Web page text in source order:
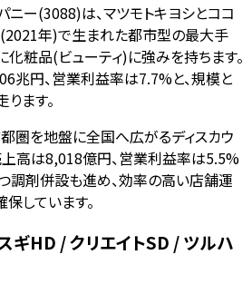
ニー(3088)は、マツモトキヨシとココ
(2021年)で生まれた都市型の最大手
化粧品(ビューティ)に強みを持ちます。
兆円、営業利益率は7.7%と、規模と
ます。
圏を地盤に全国へ広がるディスカウ
上高は8,018億円、営業利益率は5.5%
調剤併設も進め、効率の高い店舗運
しています。
HD / クリエイトSD / ツルハ